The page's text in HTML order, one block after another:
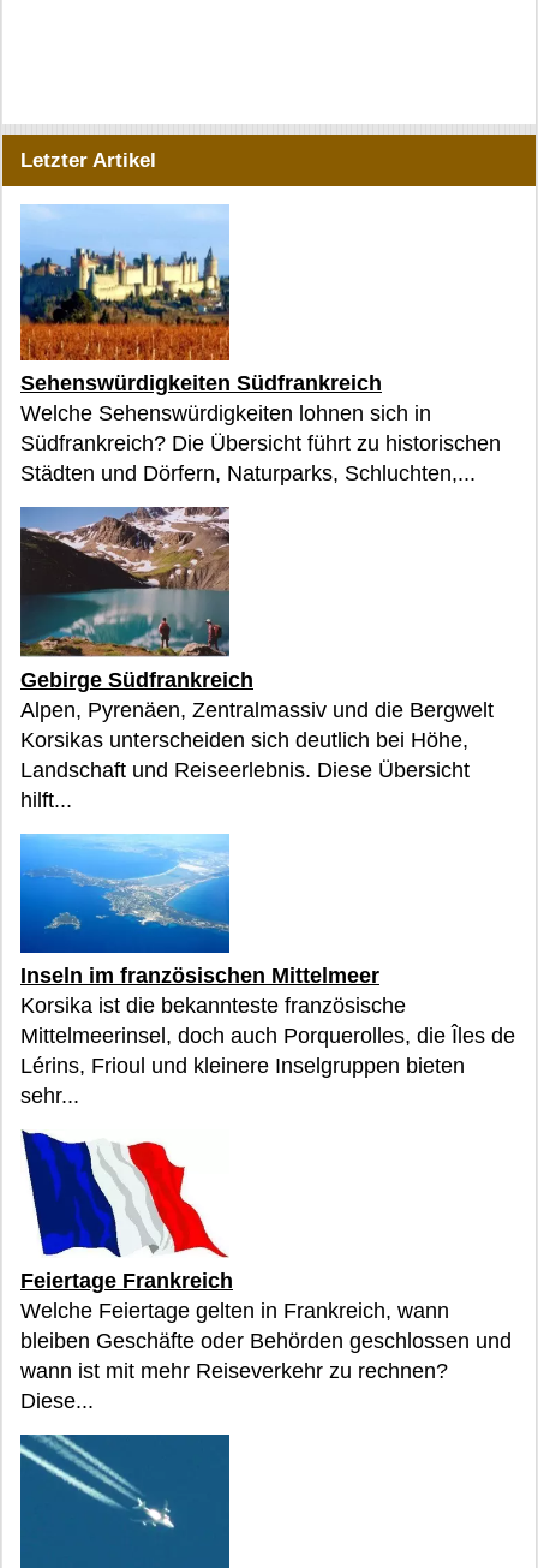
Letzter Artikel
Sehenswürdigkeiten Südfrankreich
Welche Sehenswürdigkeiten lohnen sich in
Südfrankreich? Die Übersicht führt zu historischen
Städten und Dörfern, Naturparks, Schluchten,...
Gebirge Südfrankreich
Alpen, Pyrenäen, Zentralmassiv und die Bergwelt
Korsikas unterscheiden sich deutlich bei Höhe,
Landschaft und Reiseerlebnis. Diese Übersicht
hilft...
Inseln im französischen Mittelmeer
Korsika ist die bekannteste französische
Mittelmeerinsel, doch auch Porquerolles, die Îles de
Lérins, Frioul und kleinere Inselgruppen bieten
sehr...
Feiertage Frankreich
Welche Feiertage gelten in Frankreich, wann
bleiben Geschäfte oder Behörden geschlossen und
wann ist mit mehr Reiseverkehr zu rechnen?
Diese...